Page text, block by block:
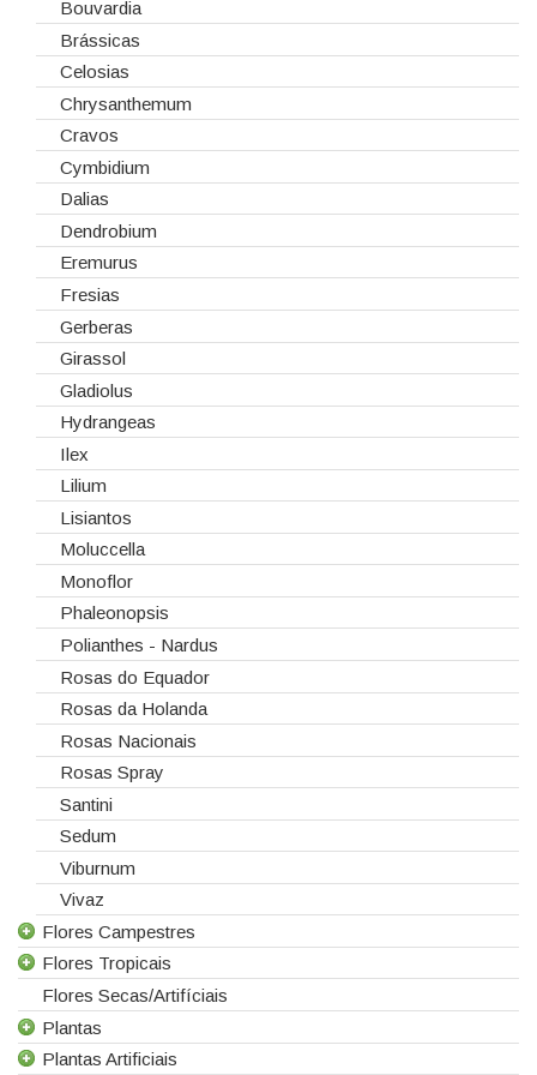
Fitas
Gaiolas
Lanternas
Madeiras
Spray
Tabuleiros/Bases
Telas/Tecidos
Vidros
Bouvardia
Brássicas
Celosias
Chrysanthemum
Cravos
Cymbidium
Dalias
Dendrobium
Eremurus
Fresias
Gerberas
Girassol
Gladiolus
Hydrangeas
Ilex
Lilium
Lisiantos
Moluccella
Monoflor
Phaleonopsis
Polianthes - Nardus
Rosas do Equador
Rosas da Holanda
Rosas Nacionais
Rosas Spray
Santini
Sedum
Viburnum
Vivaz
Flores Campestres
Todas as Flores Campestres
Anigozanthos
Alstroemeria
Alchemilla
Flores Tropicais
Todas as Flores Tropicais
Alpinias
Berzelias
Flores Secas/Artifíciais
Plantas
Todas as Plantas
Plantas Artificiais